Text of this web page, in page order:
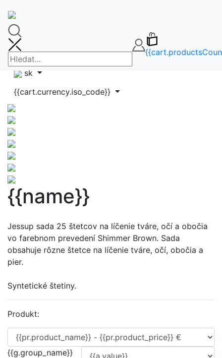
FAQ
info@makeupbag.sk
Kontakt
Instagram
sk
{{cart.currency.iso_code}}
{{name}}
Jessup sada 25 štetcov na líčenie tváre, očí a obočia
vo farebnom prevedení Shimmer Brown. Sada
obsahuje rôzne štetce na líčenie tváre, očí, obočia a
pier.
Syntetické štetiny.
Produkt:
{{g.group_name}}